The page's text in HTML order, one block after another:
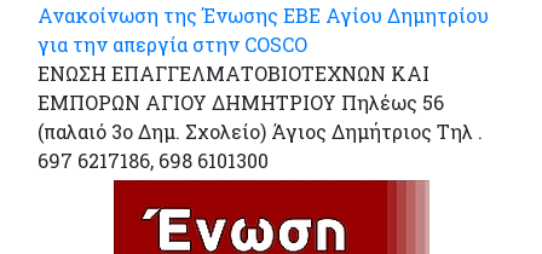
Ανακοίνωση της Ένωσης ΕΒΕ Αγίου Δημητρίου
για την απεργία στην COSCO
ΕΝΩΣΗ ΕΠΑΓΓΕΛΜΑΤΟΒΙΟΤΕΧΝΩΝ ΚΑΙ
ΕΜΠΟΡΩΝ ΑΓΙΟΥ ΔΗΜΗΤΡΙΟΥ Πηλέως 56
(παλαιό 3ο Δημ. Σχολείο) Άγιος Δημήτριος Τηλ .
697 6217186, 698 6101300